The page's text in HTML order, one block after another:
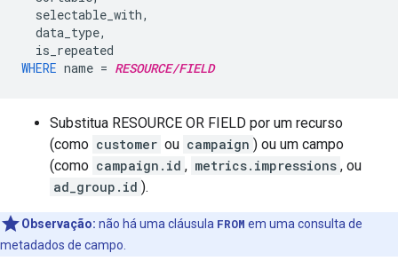
selectable_with,
data_type,
is_repeated
WHERE name = RESOURCE/FIELD
Substitua RESOURCE OR FIELD por um recurso
(como customer ou campaign ) ou um campo
(como campaign.id , metrics.impressions , ou
ad_group.id ).
Observação: não há uma cláusula FROM em uma consulta de
metadados de campo.